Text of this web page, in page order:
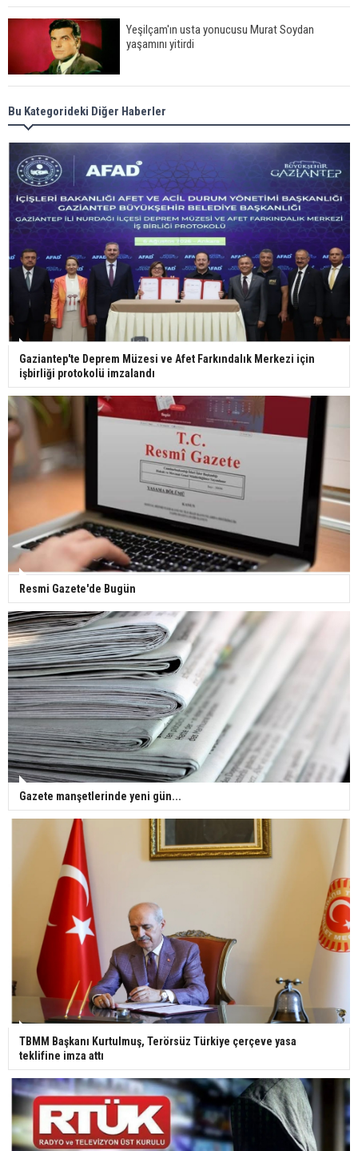
Yeşilçam'ın usta yonucusu Murat Soydan
yaşamını yitirdi
Meral Akşener ile Müsavat Dervişoğlu cenazede
görüntülendi
29 Mayıs okullar tatil mi?
Bilim kurgu gerçekleşiyor... Dondurulmuş
insanları hayata döndürecek keşif
Ünlü türkücü Mahmut Tuncer estetik operasyon
geçirdi: Son hali gündem oldu
Yerli turist 229,7 milyar lira seyahat harcaması
yaptı
Gazze'deki Sağlık Bakanlığı duyurdu: Vahşetin
pençesinde 2 salgın vaka tespit edildi
Bu Kategorideki Diğer Haberler
Gaziantep'te Deprem Müzesi ve Afet Farkındalık Merkezi için
işbirliği protokolü imzalandı
Resmi Gazete'de Bugün
Gazete manşetlerinde yeni gün...
TBMM Başkanı Kurtulmuş, Terörsüz Türkiye çerçeve yasa
teklifine imza attı